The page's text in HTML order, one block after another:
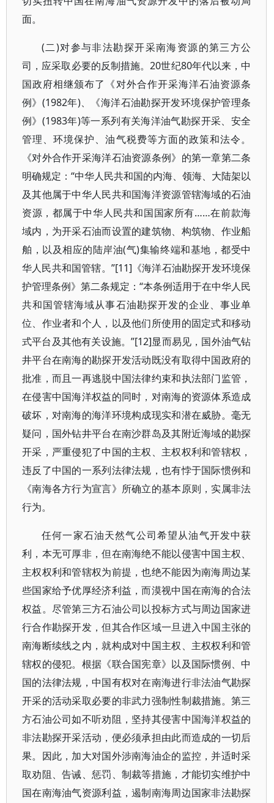
面。
(二)对参与非法勘探开采南海资源的第三方公
司，应采取必要的反制措施。20世纪80年代以来，中
国政府相继颁布了《对外合作开采海洋石油资源条
例》(1982年)、《海洋石油勘探开发环境保护管理条
例》(1983年)等一系列有关海洋油气勘探开采、安全
管理、环境保护、油气税费等方面的政策和法令。
《对外合作开采海洋石油资源条例》的第一章第二条
明确规定：“中华人民共和国的内海、领海、大陆架以
及其他属于中华人民共和国海洋资源管辖海域的石油
资源，都属于中华人民共和国国家所有……在前款海
域内，为开采石油而设置的建筑物、构筑物、作业船
舶，以及相应的陆岸油(气)集输终端和基地，都受中
华人民共和国管辖。”[11]《海洋石油勘探开发环境保
护管理条例》第二条规定：“本条例适用于在中华人民
共和国管辖海域从事石油勘探开发的企业、事业单
位、作业者和个人，以及他们所使用的固定式和移动
式平台及其他有关设施。”[12]显而易见，国外油气钻
井平台在南海的勘探开发活动既没有取得中国政府的
批准，而且一再逃脱中国法律约束和执法部门监管，
在侵害中国海洋权益的同时，对南海的资源体系造成
破坏，对南海的海洋环境构成现实和潜在威胁。毫无
疑问，国外钻井平台在南沙群岛及其附近海域的勘探
开采，严重侵犯了中国的主权、主权权利和管辖权，
违反了中国的一系列法律法规，也有悖于国际惯例和
《南海各方行为宣言》所确立的基本原则，实属非法
行为。
任何一家石油天然气公司希望从油气开发中获
利，本无可厚非，但在南海绝不能以侵害中国主权、
主权权利和管辖权为前提，也绝不能因为南海周边某
些国家给予优厚经济利益，而漠视中国在南海的合法
权益。尽管第三方石油公司以投标方式与周边国家进
行合作勘探开发，但其合作区域一旦进入中国主张的
南海断续线之内，就构成对中国主权、主权权利和管
辖权的侵犯。根据《联合国宪章》以及国际惯例、中
国的法律法规，中国有权对在南海进行非法油气勘探
开采的活动采取必要的非武力强制性制裁措施。第三
方石油公司如不听劝阻，坚持其侵害中国海洋权益的
非法勘探开采活动，便必须承担由此而造成的一切后
果。因此，加大对国外涉南海油企的监控，并适时采
取劝阻、告诫、惩罚、制裁等措施，才能切实维护中
国在南海油气资源利益，遏制南海周边国家非法勘探